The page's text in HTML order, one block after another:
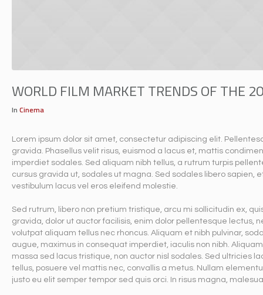
WORLD FILM MARKET TRENDS OF THE
In Cinema
Lorem ipsum dolor sit amet, consectetur adipiscing elit.
gravida. Phasellus velit risus, euismod a lacus et, mattis
imperdiet sodales. Sed aliquam nibh tellus, a rutrum turpis
cursus gravida ut, sodales ut magna. Sed sodales libero sapien,
vestibulum lacus vel eros eleifend molestie.
Sed rutrum, libero non pretium tristique, arcu mi sollicitudin ex,
gravida, dolor ut auctor facilisis, enim dolor pellentesque lectus,
volutpat aliquam tellus nec rhoncus. Aliquam et nibh pulvinar,
augue, maximus in consequat imperdiet, iaculis non nibh.
massa sed lacus tristique, non auctor nisl sodales. Sed ultricies
tellus, posuere vel mattis nec, convallis a metus. Nullam
justo eu elit semper tempor sed quis orci. In risus magna,